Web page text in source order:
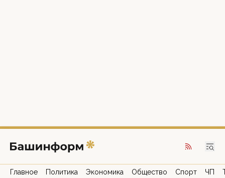
Главное Политика Экономика Общество Спорт ЧП